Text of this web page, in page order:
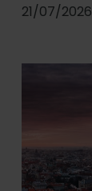
21/07/2026